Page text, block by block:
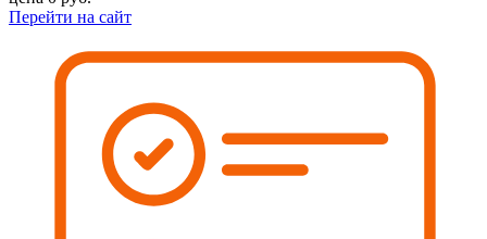
Перейти на сайт